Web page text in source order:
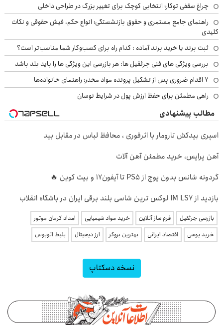
چراغ سقفی توکار؛ انتخابی کوچک برای تغییر بزرگ در طراحی داخلی
راهنمای جامع مستمری و حقوق بازنشستگی؛ انواع حکم، فیش حقوقی و نکات
کلیدی
ثبت برند یا خرید برند آماده : کدام راه برای کسب‌وکار شما مناسب‌تر است؟
بررسی ویژگی های فنی جرثقیل ها: هر بازرسی این ویژگی ها را باید بلد باشد
۷ اقدام ضروری پس از تشکیل پرونده مواد مخدر؛ راهنمای خانواده‌ها
راهی مطمئن برای حفظ ارزش پول در شرایط نوسان
مطالب پیشنهادی
اسپری بیدکش تارومار با اثرفوری ، محافظ لباس در مقابل بید
آهن پرایس، خرید مطمئن آهن آلات
گردونه شانس بدون پوچ از PS5 تا آیفون17 و بیت کوین 🔥
بازدید از IM LS7 لوکس ترین شاسی بلند برقی ایران در باشگاه انقلاب
بازرسی جرثقیل فرم ساز آنلاین خرید مواد شیمیایی
امداد کرمان موتور
خرید یوسی
اقتصاد ایرانی بهترین بروکر ارز دیجیتال بلیط اتوبوس
نسخه دسکتاپ